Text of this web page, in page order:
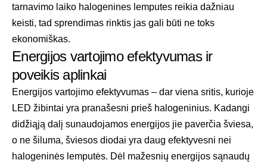
tarnavimo laiko halogenines lemputes reikia dažniau
keisti, tad sprendimas rinktis jas gali būti ne toks
ekonomiškas.
Energijos vartojimo efektyvumas ir
poveikis aplinkai
Energijos vartojimo efektyvumas – dar viena sritis, kurioje
LED žibintai yra pranašesni prieš halogeninius. Kadangi
didžiąją dalį sunaudojamos energijos jie paverčia šviesa,
o ne šiluma, šviesos diodai yra daug efektyvesni nei
halogeninės lemputės. Dėl mažesnių energijos sąnaudų